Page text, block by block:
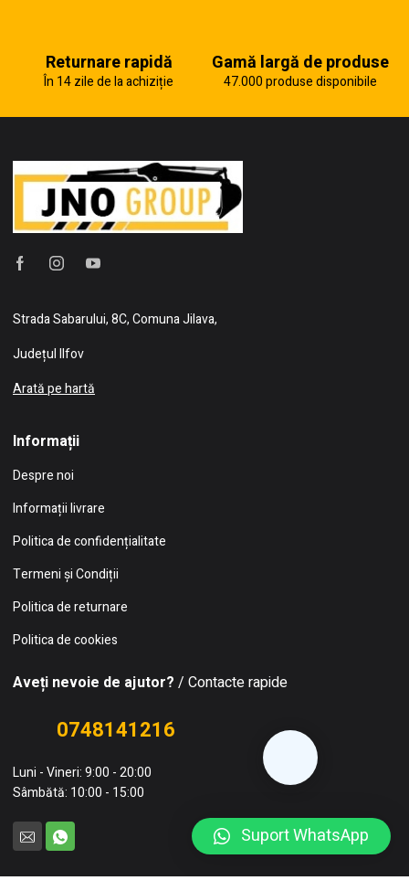
Returnare rapidă
În 14 zile de la achiziție
Gamă largă de produse
47.000 produse disponibile
Strada Sabarului, 8C, Comuna Jilava,
Județul Ilfov
Arată pe hartă
Informații
Despre noi
Informații livrare
Politica de confidențialitate
Termeni și Condiții
Politica de returnare
Politica de cookies
Aveți nevoie de ajutor? / Contacte rapide
0748141216
Luni - Vineri: 9:00 - 20:00
Sâmbătă: 10:00 - 15:00
Suport WhatsApp